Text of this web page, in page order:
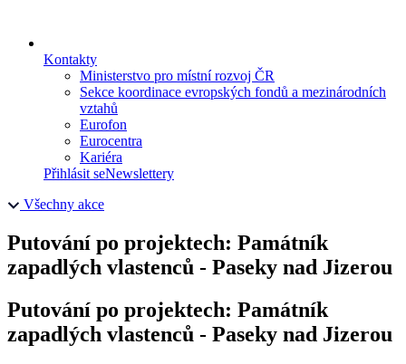
Kontakty
Ministerstvo pro místní rozvoj ČR
Sekce koordinace evropských fondů a mezinárodních
vztahů
Eurofon
Eurocentra
Kariéra
Přihlásit seNewslettery
Všechny akce
Putování po projektech: Památník
zapadlých vlastenců - Paseky nad Jizerou
Putování po projektech: Památník
zapadlých vlastenců - Paseky nad Jizerou